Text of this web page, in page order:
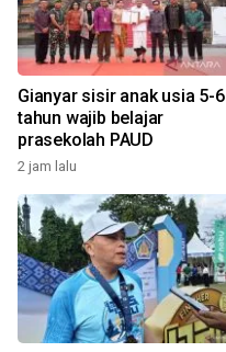
Gianyar sisir anak usia 5-6
tahun wajib belajar
prasekolah PAUD
2 jam lalu